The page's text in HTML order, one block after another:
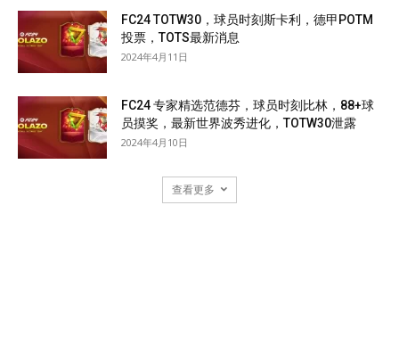
FC24 TOTW30，球员时刻斯卡利，德甲POTM
投票，TOTS最新消息
2024年4月11日
FC24 专家精选范德芬，球员时刻比林，88+球
员摸奖，最新世界波秀进化，TOTW30泄露
2024年4月10日
查看更多